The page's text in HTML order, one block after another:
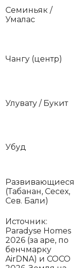
Семиньяк /
Умалас
Чангу (центр)
Улувату / Букит
Убуд
Развивающиеся
(Табанан, Сесех,
Сев. Бали)
Источник:
Paradyse Homes
2026 (за аре, по
бенчмарку
AirDNA) и COCO